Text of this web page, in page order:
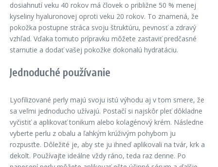
dosiahnutí veku 40 rokov má človek o približne 50 % menej
kyseliny hyaluronovej oproti veku 20 rokov. To znamená, že
pokožka postupne stráca svoju štruktúru, pevnosť a zdravý
vzhľad. Vďaka tomuto prípravku môžete zastaviť predčasné
starnutie a dodať vašej pokožke dokonalú hydratáciu.
Jednoduché používanie
Lyofilizované perly majú svoju istú výhodu aj v tom smere, že
sa veľmi jednoducho užívajú. Postačí si najskôr pleť dôkladne
vyčistiť a aplikovať tonikum alebo kolagénový krém. Následne
vyberte perlu z obalu a ľahkým krúživým pohybom ju
rozpusťte. Dôležité je, aby ste ju ihneď aplikovali na tvár, krk a
dekolt. Používajte ideálne vždy ráno, teda raz denne. Po